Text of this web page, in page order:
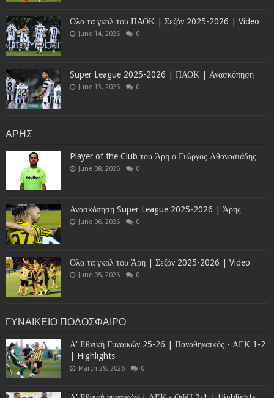
Όλα τα γκολ του ΠΑΟΚ | Σεζόν 2025-2026 | Video
June 14, 2026 0
Super League 2025-2026 | ΠΑΟΚ | Ανασκόπηση
June 13, 2026 0
ΑΡΗΣ
Player of the Club του Άρη ο Γιώργος Αθανασιάδης
June 08, 2026 0
Ανασκόπηση Super League 2025-2026 | Άρης
June 06, 2026 0
Όλα τα γκολ του Άρη | Σεζόν 2025-2026 | Video
June 05, 2026 0
ΓΥΝΑΙΚΕΙΟ ΠΟΔΟΣΦΑΙΡΟ
Α' Εθνική Γυναικών 25-26 | Παναθηναϊκός - ΑΕΚ 1-2
| Highlights
March 29, 2026 0